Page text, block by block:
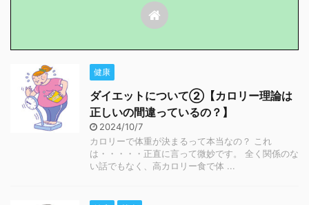
健康
ダイエットについて②【カロリー理論は
正しいの間違っているの？】
2024/10/7
カロリーで体重が決まるって本当なの？ これ
は・・・・・正直に言って微妙です。 全く関係のな
い話でもなく、高カロリー食で体 ...